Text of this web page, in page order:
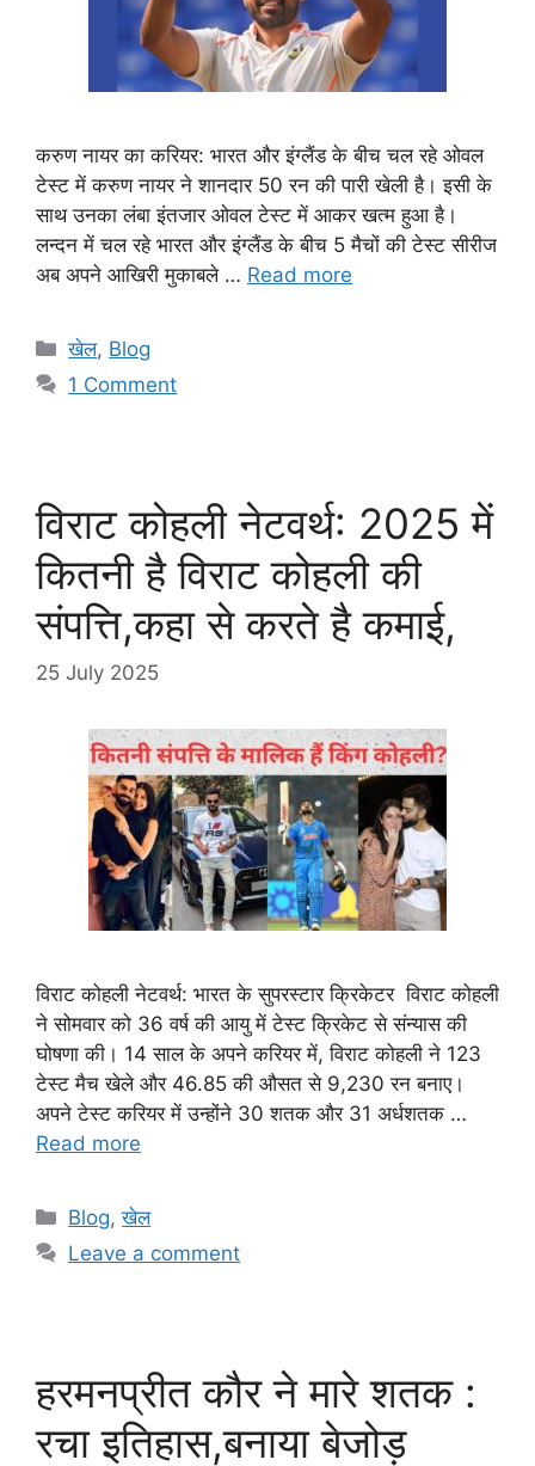
करुण नायर का करियर: भारत और इंग्लैंड के बीच चल रहे ओवल
टेस्ट में करुण नायर ने शानदार 50 रन की पारी खेली है। इसी के
साथ उनका लंबा इंतजार ओवल टेस्ट में आकर खत्म हुआ है।
लन्दन में चल रहे भारत और इंग्लैंड के बीच 5 मैचों की टेस्ट सीरीज
अब अपने आखिरी मुकाबले … Read more
Categories
खेल, Blog
1 Comment
विराट कोहली नेटवर्थ: 2025 में
कितनी है विराट कोहली की
संपत्ति,कहा से करते है कमाई,
25 July 2025
विराट कोहली नेटवर्थ: भारत के सुपरस्टार क्रिकेटर विराट कोहली
ने सोमवार को 36 वर्ष की आयु में टेस्ट क्रिकेट से संन्यास की
घोषणा की। 14 साल के अपने करियर में, विराट कोहली ने 123
टेस्ट मैच खेले और 46.85 की औसत से 9,230 रन बनाए।
अपने टेस्ट करियर में उन्होंने 30 शतक और 31 अर्धशतक …
Read more
Categories
Blog,खेल
Leave a comment
हरमनप्रीत कौर ने मारे शतक :
रचा इतिहास,बनाया बेजोड़